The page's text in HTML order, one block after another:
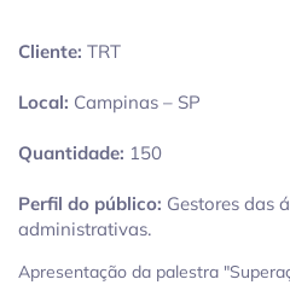
Cliente: TRT
Local: Campinas – SP
Quantidade: 150
Perfil do público: Gestores das
administrativas.
Apresentação da palestra